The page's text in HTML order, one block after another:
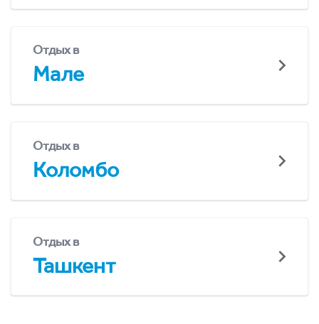
Отдых в
Мале
Отдых в
Коломбо
Отдых в
Ташкент